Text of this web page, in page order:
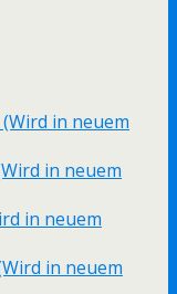
in neuem
in neuem
in neuem
in neuem